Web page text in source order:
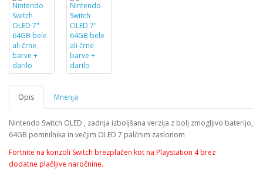
Opis Mnenja
Nintendo Switch OLED , zadnja izboljšana verzija z bolj zmogljivo baterijo,
64GB pomnilnika in večjim OLED 7 palčnim zaslonom
Fortnite na konzoli Switch brezplačen kot na Playstation 4 brez
dodatne plačljive naročnine.